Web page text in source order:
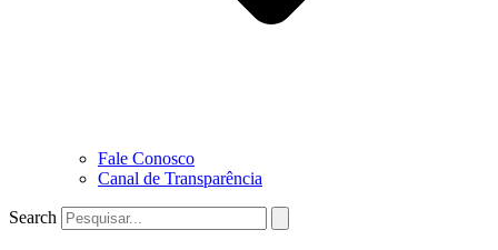
Fale Conosco
Canal de Transparência
Search